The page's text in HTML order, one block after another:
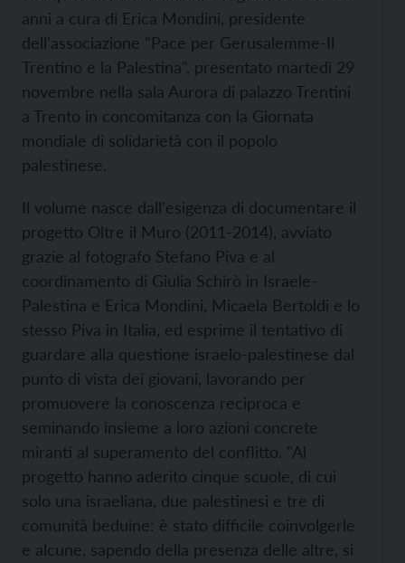
anni a cura di Erica Mondini, presidente
dell'associazione "Pace per Gerusalemme-Il
Trentino e la Palestina", presentato martedì 29
novembre nella sala Aurora di palazzo Trentini
a Trento in concomitanza con la Giornata
mondiale di solidarietà con il popolo
palestinese.
Il volume nasce dall'esigenza di documentare il
progetto Oltre il Muro (2011-2014), avviato
grazie al fotografo Stefano Piva e al
coordinamento di Giulia Schirò in Israele-
Palestina e Erica Mondini, Micaela Bertoldi e lo
stesso Piva in Italia, ed esprime il tentativo di
guardare alla questione israelo-palestinese dal
punto di vista dei giovani, lavorando per
promuovere la conoscenza reciproca e
seminando insieme a loro azioni concrete
miranti al superamento del conflitto. "Al
progetto hanno aderito cinque scuole, di cui
solo una israeliana, due palestinesi e tre di
comunità beduine: è stato difficile coinvolgerle
e alcune, sapendo della presenza delle altre, si